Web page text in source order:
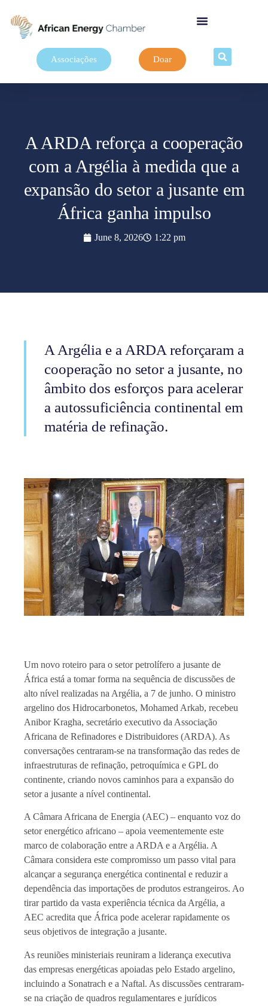
Associações Doar
A ARDA reforça a cooperação
com a Argélia à medida que a
expansão do setor a jusante em
África ganha impulso
June 8, 2026 1:22 pm
A Argélia e a ARDA reforçaram a
cooperação no setor a jusante, no
âmbito dos esforços para acelerar
a autossuficiência continental em
matéria de refinação.
Um novo roteiro para o setor petrolífero a jusante de
África está a tomar forma na sequência de discussões de
alto nível realizadas na Argélia, a 7 de junho. O ministro
argelino dos Hidrocarbonetos, Mohamed Arkab, recebeu
Anibor Kragha, secretário executivo da Associação
Africana de Refinadores e Distribuidores (ARDA). As
conversações centraram-se na transformação das redes de
infraestruturas de refinação, petroquímica e GPL do
continente, criando novos caminhos para a expansão do
setor a jusante a nível continental.
A Câmara Africana de Energia (AEC) – enquanto voz do
setor energético africano – apoia veementemente este
marco de colaboração entre a ARDA e a Argélia. A
Câmara considera este compromisso um passo vital para
alcançar a segurança energética continental e reduzir a
dependência das importações de produtos estrangeiros. Ao
tirar partido da vasta experiência técnica da Argélia, a
AEC acredita que África pode acelerar rapidamente os
seus objetivos de integração a jusante.
As reuniões ministeriais reuniram a liderança executiva
das empresas energéticas apoiadas pelo Estado argelino,
incluindo a Sonatrach e a Naftal. As discussões centraram-
se na criação de quadros regulamentares e jurídicos